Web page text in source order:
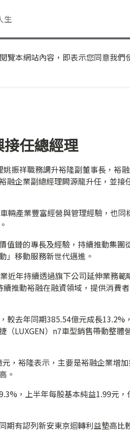
生
覽本網站內容，即表示您同意我
任總經理
姚振祥職務調升裕隆副董事長，裕
融企業副總經理闕源龍升任，並接
輛產業豐富經營與管理經驗，也同
值鏈的專長及經驗，持續推動集團
」移動服務新世代邁進。
近年持續透過旗下公司延伸業務範
推動裕融在融資領域，提供消費
較去年同期385.54億元成長13.2%
（LUXGEN）n7車型銷售帶動整體
，裕隆表示，主要是裕融企業增
。
，上半年每股基本純益1.99元，
期有認列新安東京迴轉利益墊高比